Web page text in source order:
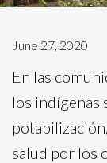
June 27, 2020
En las
los indígenas
salud por los